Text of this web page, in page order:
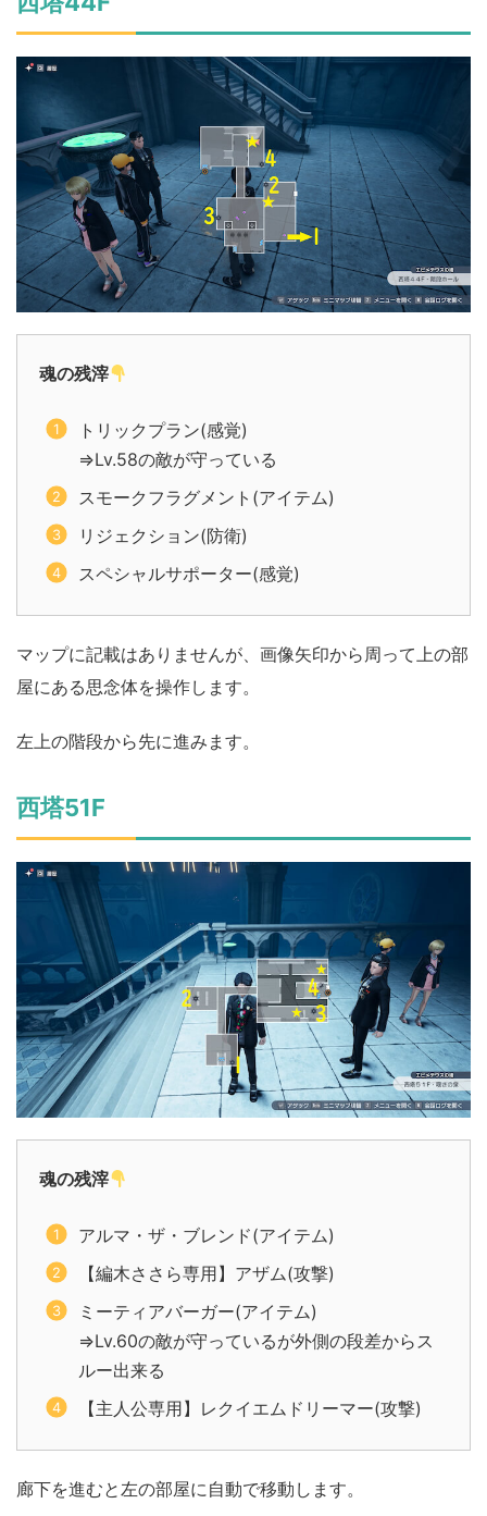
魂の残滓
トリックプラン(感覚)
⇒Lv.58の敵が守っている
スモークフラグメント(アイテム)
リジェクション(防衛)
スペシャルサポーター(感覚)
マップに記載はありませんが、画像矢印から周って上の部
屋にある思念体を操作します。
左上の階段から先に進みます。
西塔51F
魂の残滓
アルマ・ザ・ブレンド(アイテム)
【編木ささら専用】アザム(攻撃)
ミーティアバーガー(アイテム)
⇒Lv.60の敵が守っているが外側の段差からス
ルー出来る
【主人公専用】レクイエムドリーマー(攻撃)
廊下を進むと左の部屋に自動で移動します。